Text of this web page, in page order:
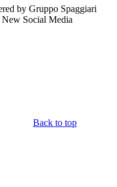
by Gruppo Spaggiari
Social Media
Back to top